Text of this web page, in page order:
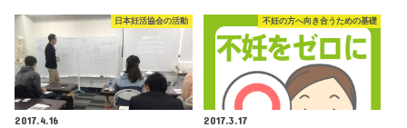
日本妊活協会の活動
2017.4.16
不妊の方へ向き合うための基礎
2017.3.17